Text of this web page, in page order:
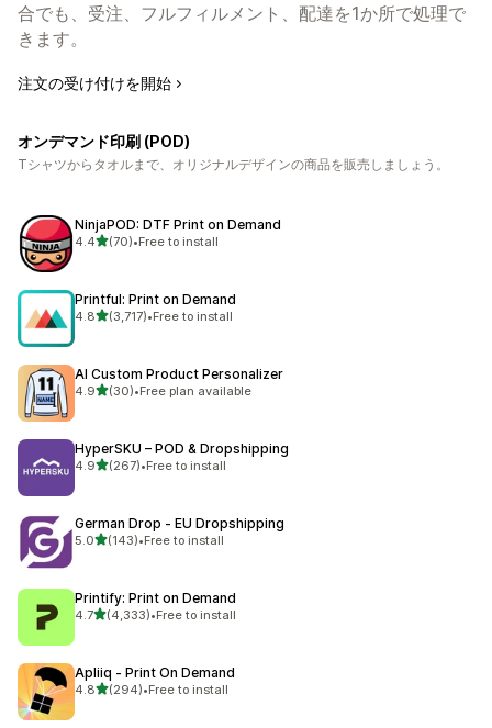
合でも、受注、フルフィルメント、配達を1か所で処理で
きます。
注文の受け付けを開始
オンデマンド印刷 (POD)
Tシャツからタオルまで、オリジナルデザインの商品を販売しましょう。
NinjaPOD: DTF Print on Demand
4.45つ星中
(70)
合計レビュー数：70件
•Free to install
Printful: Print on Demand
4.85つ星中
(3,717)
合計レビュー数：3717件
•Free to install
AI Custom Product Personalizer
4.95つ星中
(30)
合計レビュー数：30件
•Free plan available
HyperSKU – POD & Dropshipping
4.95つ星中
(267)
合計レビュー数：267件
•Free to install
German Drop ‑ EU Dropshipping
5.05つ星中
(143)
合計レビュー数：143件
•Free to install
Printify: Print on Demand
4.75つ星中
(4,333)
合計レビュー数：4333件
•Free to install
Apliiq ‑ Print On Demand
4.85つ星中
(294)
合計レビュー数：294件
•Free to install